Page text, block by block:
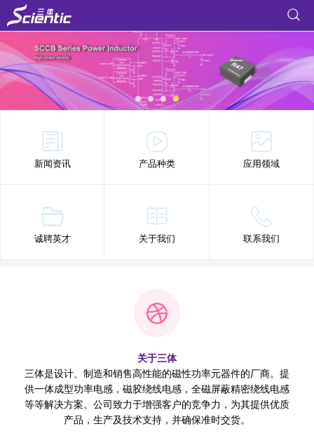
新闻资讯 产品种类 应用领域
诚聘英才 关于我们 联系我们
关于三体
三体是设计、制造和销售高性能的磁性功率元器件的厂商。提
供一体成型功率电感，磁胶绕线电感，全磁屏蔽精密绕线电感
等等解决方案。公司致力于增强客户的竞争力，为其提供优质
产品，生产及技术支持，并确保准时交货。